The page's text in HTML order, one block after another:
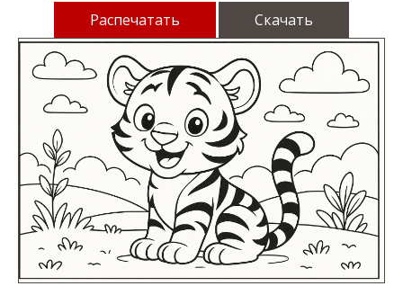
Распечатать Скачать